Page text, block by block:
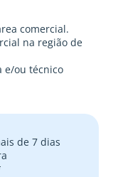
comercial.
na região de
e/ou técnico
de 7 dias